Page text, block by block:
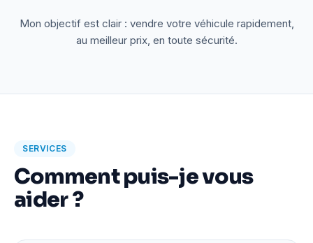
Mon objectif est clair : vendre votre véhicule rapidement,
au meilleur prix, en toute sécurité.
SERVICES
Comment puis-je vous
aider ?